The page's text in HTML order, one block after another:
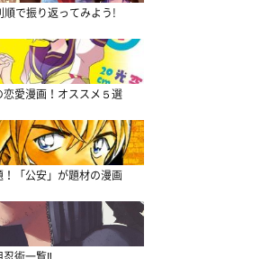
順で振り返ってみよう!
愛漫画！オススメ５選
！「公安」が題材の漫画